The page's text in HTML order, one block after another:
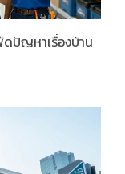
ดปัญหาเรื่องบ้าน